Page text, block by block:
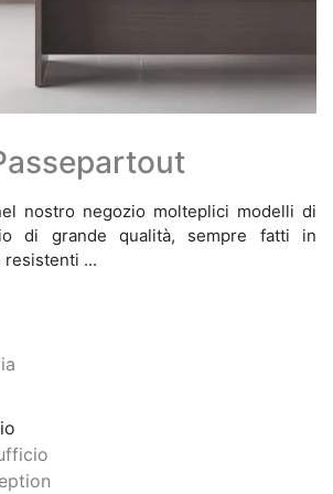
nostro negozio molteplici modelli di
di grande qualità, sempre fatti in
resistenti ...